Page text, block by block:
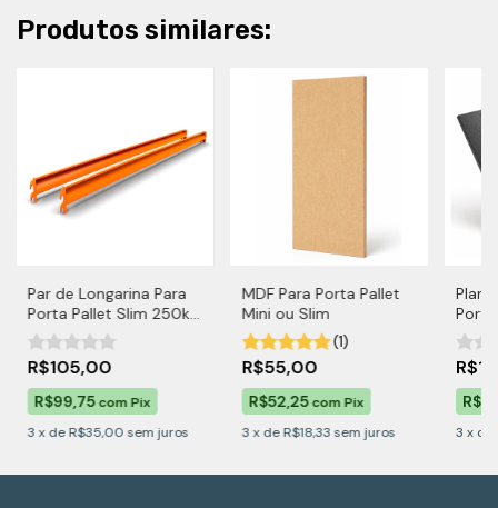
Produtos similares:
Par de Longarina Para
Porta Pallet Slim 250kg
por Nível
R$105,00
R$99,75com Pix
3 xdeR$35,00 sem juros
MDF Para Porta Pallet
Mini ou Slim
(1)
R$55,00
R$52,25com Pix
3 xdeR$18,33 sem juros
Slim
3 x de